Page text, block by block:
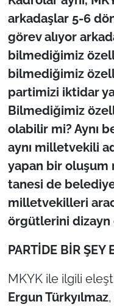
arkadaşlar 5-6
görev alıyor
bilmediğimiz
bilmediğimiz
partimizi iktidar
Bilmediğimiz
olabilir mi? Aynı
aynı milletvekili
yapan bir oluşum
tanesi de
milletvekilleri
örgütlerini dizayn
PARTİDE BİR ŞEY
MKYK ile ilgili
Ergun Türkyılmaz